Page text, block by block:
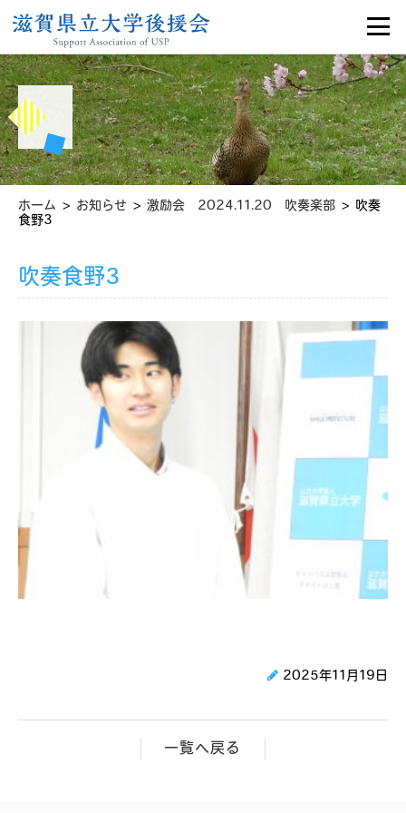
ホーム > お知らせ > 激励会 2024.11.20 吹奏楽部 > 吹奏
食野3
吹奏食野3
2025年11月19日
一覧へ戻る